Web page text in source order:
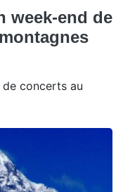
week-end de
concerts au